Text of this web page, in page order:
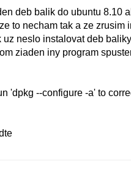
deb balik do ubuntu 8.10
to necham tak a ze
neslo instalovat deb
ziaden iny program
'dpkg --configure -a' to